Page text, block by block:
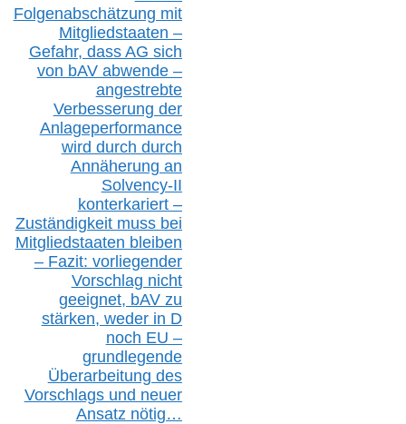
Folgenabschätzung mit
Mitgliedstaaten –
Gefahr, dass AG sich
von bAV abwende –
angestrebte
Verbesserung der
Anlageperformance
wird durch durch
Annäherung an
Solvency-II
konterkariert –
Zuständigkeit muss bei
Mitgliedstaaten bleiben
– Fazit: vorliegender
Vorschlag nicht
geeignet, bAVzu
stärken, weder in D
noch EU –
grundlegende
Überarbeitung des
Vorschlags und neuer
Ansatz nötig…